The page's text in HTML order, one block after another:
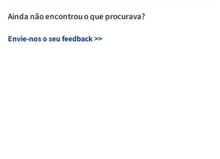
Ainda não encontrou o que procurava?
Envie-nos o seu feedback>>